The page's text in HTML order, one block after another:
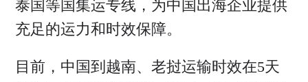
泰国等国集运专线，为中国出海企业提供
充足的运力和时效保障。
目前，中国到越南、老挝运输时效在5天